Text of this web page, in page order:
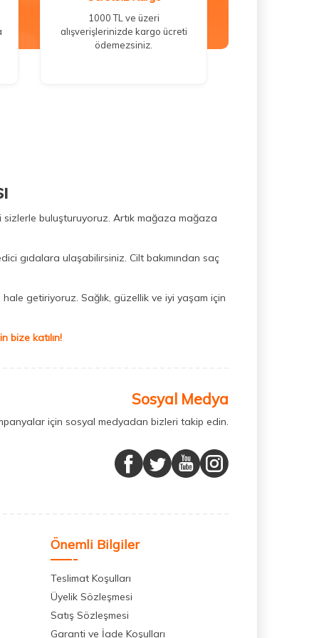
1000 TL ve üzeri
alışverişlerinizde kargo ücreti
ödemezsiniz.
sizlerle buluşturuyoruz. Artık mağaza mağaza
gıdalara ulaşabilirsiniz. Cilt bakımından saç
getiriyoruz. Sağlık, güzellik ve iyi yaşam için
bize katılın!
Sosyal Medya
için sosyal medyadan bizleri takip edin.
Önemli Bilgiler
Teslimat Koşulları
Üyelik Sözleşmesi
Satış Sözleşmesi
Garanti ve İade Koşulları